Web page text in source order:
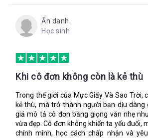
chọn khoảng trắng giấy trắng khô ráo
đất, chèn đá lên góc giấy, rồi lấy đệm da
Gabo và đặt xuống kế bên những thứ khác.
Trước khi bắt đầu vẽ, tôi nhìn cây cối xung
râm dưới tia nắng sớm. Tôi cố không
đang nhìn lại tôi. Hít lấy một hơi sâu, tôi
lông trên tà áo của mình, nhúng vào mực
hòn đảo trên tấm bản đồ mới. Nó sẽ
nữa.
“Anh có nghĩ chúng ta sẽ tìm thấy cậu ấy
Ẩn danh
Học sinh
Khi cô đơn không còn là kẻ thù
Trong thế giới của Mực Giấy Và Sao Trời,
kẻ thù, mà trở thành người bạn dịu dàng
giả mô tả cô đơn bằng giọng văn nhẹ
vừa đẹp. Cô đơn không khiến ta yếu đuối,
chính mình, học cách chấp nhận và